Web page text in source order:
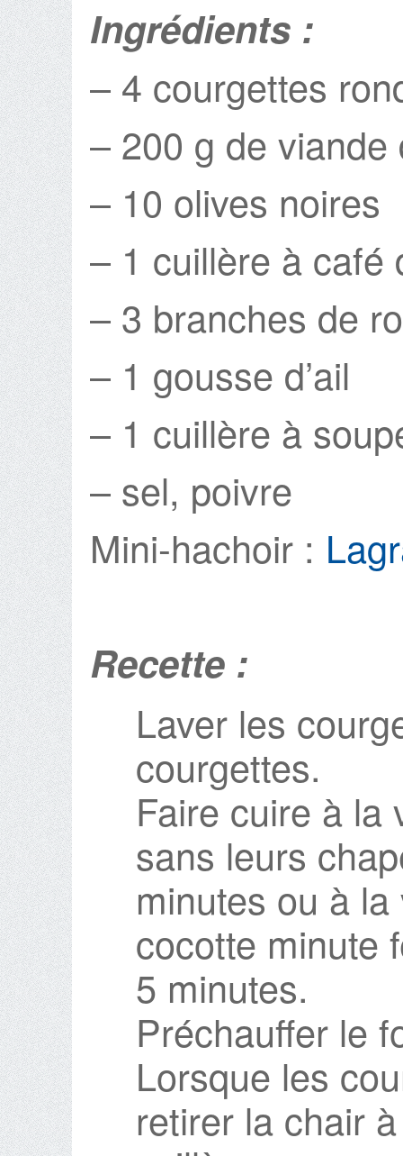
Ingrédients :
– 4 courgettes
– 200 g de viande
– 10 olives noires
– 1 cuillère à café
– 3 branches de
– 1 gousse d’ail
– 1 cuillère à
– sel, poivre
Mini-hachoir :
Recette :
Laver les
courgettes.
Faire cuire à la
sans leurs
minutes ou à
cocotte minute
5 minutes.
Préchauffer le
Lorsque les
retirer la chair à